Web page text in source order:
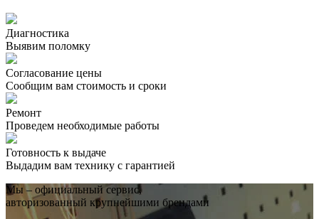
Диагностика
Выявим поломку
Согласование цены
Сообщим вам стоимость и сроки
Ремонт
Проведем необходимые работы
Готовность к выдаче
Выдадим вам технику с гарантией
Мы – официальный сервис,
авторизованный крупнейшими брендами